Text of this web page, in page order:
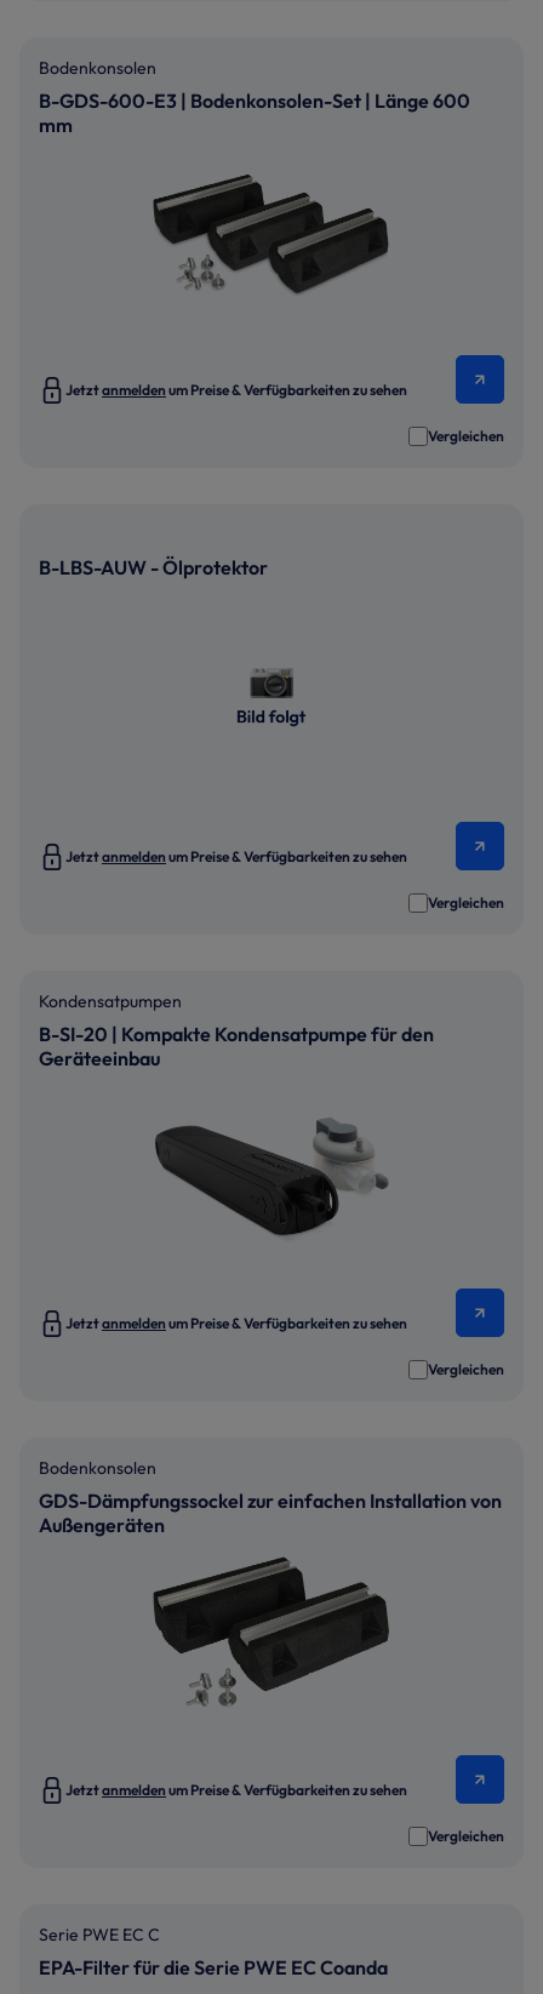
Bodenkonsolen
B-GDS-600-E3 | Bodenkonsolen-Set | Länge 600
mm
Jetztanmelden um Preise & Verfügbarkeiten zu sehen
Vergleichen
B-LBS-AUW - Ölprotektor
Jetztanmelden um Preise & Verfügbarkeiten zu sehen
Vergleichen
Kondensatpumpen
B-SI-20 | Kompakte Kondensatpumpe für den
Geräteeinbau
Jetztanmelden um Preise & Verfügbarkeiten zu sehen
Vergleichen
Bodenkonsolen
GDS-Dämpfungssockel zur einfachen Installation von
Außengeräten
Jetztanmelden um Preise & Verfügbarkeiten zu sehen
Vergleichen
Serie PWE EC C
EPA-Filter für die Serie PWE EC Coanda